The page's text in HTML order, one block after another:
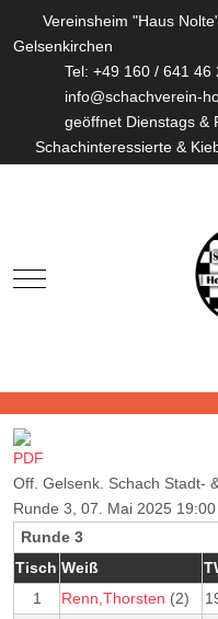
Vereinsheim "Haus
Gelsenkirchen
Tel: +49 160 / 641 46
info@schachverein-
geöffnet Dienstags &
Schachinteressierte &
Mobile Menu Toggle
Off. Gelsenk. Schach Stadt-
Runde 3, 07. Mai 2025
Runde 3
Tisch Weiß
1
Renn,Thorsten (2)